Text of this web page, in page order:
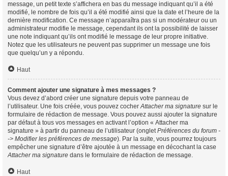
message, un petit texte s’affichera en bas du message indiquant qu’il a été
modifié, le nombre de fois qu’il a été modifié ainsi que la date et l’heure de la
dernière modification. Ce message n’apparaîtra pas si un modérateur ou un
administrateur modifie le message, cependant ils ont la possibilité de laisser
une note indiquant qu’ils ont modifié le message de leur propre initiative.
Notez que les utilisateurs ne peuvent pas supprimer un message une fois
que quelqu’un y a répondu.
Haut
Comment ajouter une signature à mes messages ?
Vous devez d’abord créer une signature depuis votre panneau de
l’utilisateur. Une fois créée, vous pouvez cocherAttacher ma signature sur le
formulaire de rédaction de message. Vous pouvez aussi ajouter la signature
par défaut à tous vos messages en activant l’option « Attacher ma
signature » à partir du panneau de l’utilisateur (ongletPréférences du forum -
-> Modifier les préférences de message). Par la suite, vous pourrez toujours
empêcher une signature d’être ajoutée à un message en décochant la case
Attacher ma signature dans le formulaire de rédaction de message.
Haut